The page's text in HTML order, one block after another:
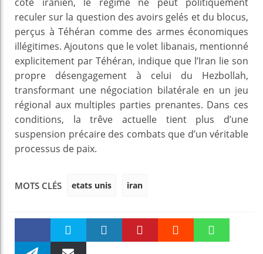
reculer sur la question des avoirs gelés et du blocus,
perçus à Téhéran comme des armes économiques
illégitimes. Ajoutons que le volet libanais, mentionné
explicitement par Téhéran, indique que l’Iran lie son
propre désengagement à celui du Hezbollah,
transformant une négociation bilatérale en un jeu
régional aux multiples parties prenantes. Dans ces
conditions, la trêve actuelle tient plus d’une
suspension précaire des combats que d’un véritable
processus de paix.
MOTS CLÉS etats unis iran